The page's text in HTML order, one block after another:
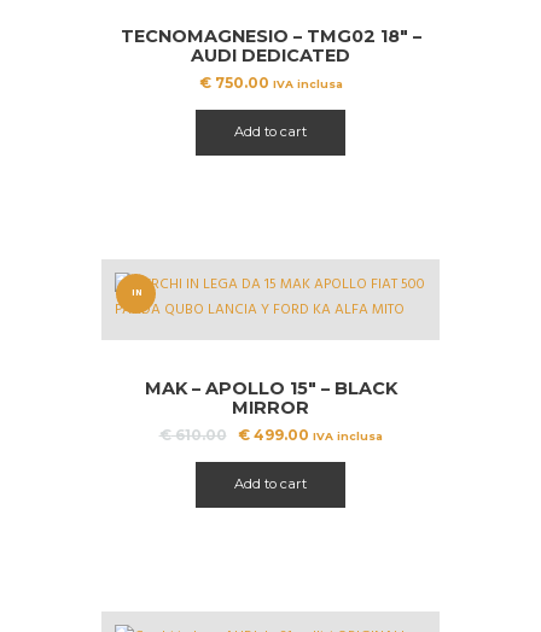
TECNOMAGNESIO – TMG02 18″ –
AUDI DEDICATED
€750.00 IVA inclusa
Add to cart
IN
MAK – APOLLO 15″ – BLACK
MIRROR
€610.00
Il
era:
€ 610.00.
€499.00Il
€ 499.00.
IVA inclusa
Add to cart